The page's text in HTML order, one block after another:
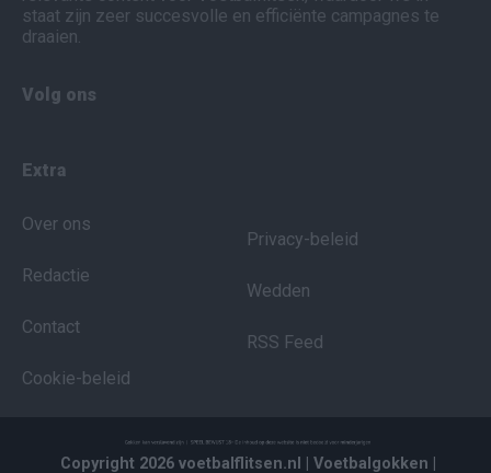
staat zijn zeer succesvolle en efficiënte campagnes te
draaien.
Volg ons
Extra
Over ons
Redactie
Contact
Cookie-beleid
Privacy-beleid
Wedden
RSS Feed
Copyright 2026 voetbalflitsen.nl | Voetbalgokken